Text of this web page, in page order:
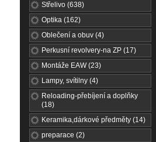
Střelivo (638)
Optika (162)
Oblečení a obuv (4)
Perkusní revolvery-na ZP (17)
Montáže EAW (23)
Lampy, svítilny (4)
Reloading-přebíjení a doplňky
(18)
Keramika,dárkové předměty (14)
preparace (2)